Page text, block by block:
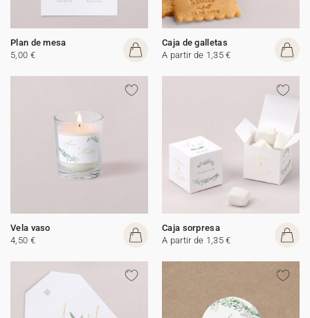
Plan de mesa
5,00 €
Caja de galletas
A partir de 1,35 €
Vela vaso
4,50 €
Caja sorpresa
A partir de 1,35 €